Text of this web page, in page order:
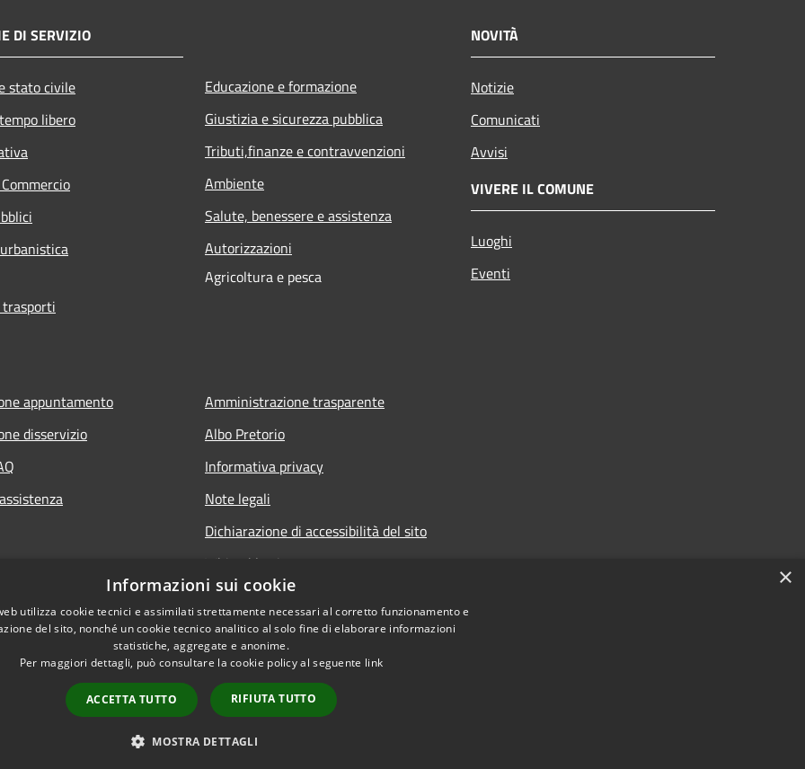
DI SERVIZIO
stato civile
libero
Educazione e formazione
Giustizia e sicurezza pubblica
Tributi,finanze e contravvenzioni
Ambiente
Salute, benessere e assistenza
Autorizzazioni
Agricoltura e pesca
NOVITÀ
Notizie
Comunicati
Avvisi
VIVERE IL COMUNE
Luoghi
Eventi
appuntamento
disservizio
Amministrazione trasparente
Albo Pretorio
Informativa privacy
Note legali
Dichiarazione di accessibilità del sito
Whisteblowing
Statistiche web
Segnalazioni di non conformità
×
Informazioni sui cookie
utilizza cookie tecnici e assimilati strettamente necessari al corretto funzionamento e
del sito, nonché un cookie tecnico analitico al solo fine di elaborare informazioni
statistiche, aggregate e anonime.
Per maggiori dettagli, può consultare la cookie policy al seguente link
ACCETTA TUTTO RIFIUTA TUTTO
MOSTRA DETTAGLI